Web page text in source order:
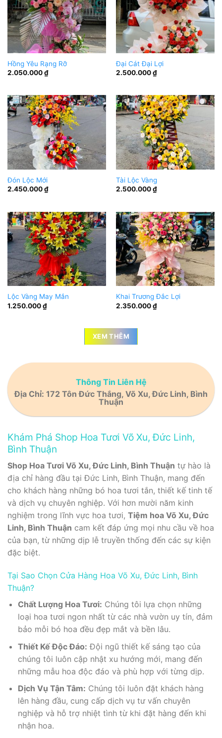
Hồng Yêu Rạng Rỡ
2.050.000₫
Đại Cát Đại Lợi
2.500.000₫
Đón Lộc Mới
2.450.000₫
Tài Lộc Vàng
2.500.000₫
Lộc Vàng May Mắn
1.250.000₫
Khai Trương Đắc Lợi
2.350.000₫
XEM THÊM
Thông Tin Liên Hệ
Địa Chỉ: 172 Tôn Đức Thắng, Võ Xu, Đức Linh, Bình
Thuận
Khám Phá Shop Hoa Tươi Võ Xu, Đức Linh,
Bình Thuận
Shop Hoa Tươi Võ Xu, Đức Linh, Bình Thuận tự hào là
địa chỉ hàng đầu tại Đức Linh, Bình Thuận, mang đến
cho khách hàng những bó hoa tươi tắn, thiết kế tinh tế
và dịch vụ chuyên nghiệp. Với hơn mười năm kinh
nghiệm trong lĩnh vực hoa tươi, Tiệm hoa Võ Xu, Đức
Linh, Bình Thuận cam kết đáp ứng mọi nhu cầu về hoa
của bạn, từ những dịp lễ truyền thống đến các sự kiện
đặc biệt.
Tại Sao Chọn Cửa Hàng Hoa Võ Xu, Đức Linh, Bình
Thuận?
Chất Lượng Hoa Tươi: Chúng tôi lựa chọn những
loại hoa tươi ngon nhất từ các nhà vườn uy tín, đảm
bảo mỗi bó hoa đều đẹp mắt và bền lâu.
Thiết Kế Độc Đáo: Đội ngũ thiết kế sáng tạo của
chúng tôi luôn cập nhật xu hướng mới, mang đến
những mẫu hoa độc đáo và phù hợp với từng dịp.
Dịch Vụ Tận Tâm: Chúng tôi luôn đặt khách hàng
lên hàng đầu, cung cấp dịch vụ tư vấn chuyên
nghiệp và hỗ trợ nhiệt tình từ khi đặt hàng đến khi
nhận hoa.